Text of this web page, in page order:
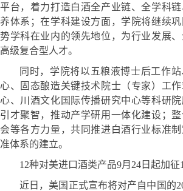
平台，着力打造白酒全产业链、全学科
养体系；在学科建设方面，学院将继续
势学科在业内的领先地位，为行业发展
高级复合型人才。
同时，学院将以五粮液博士后工作
心、固态酿造关键技术院士（专家）工
心、川酒文化国际传播研究中心等科研
引才聚智，推动产学研用一体化建设；
会等各方力量，共同推进白酒行业标准
准体系的建立。
12种对美进口酒类产品9月24日起加征
近日，美国正式宣布将对产自中国的